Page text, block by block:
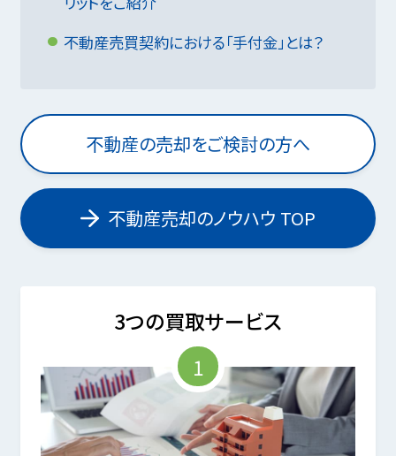
不動産売買契約における「手付金」とは？
不動産の売却をご検討の方へ
不動産売却のノウハウ TOP
3つの買取サービス
1